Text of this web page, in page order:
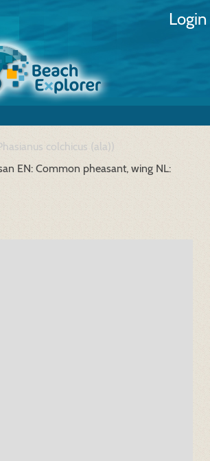
Login
colchicus (ala))
EN: Common pheasant, wing NL: